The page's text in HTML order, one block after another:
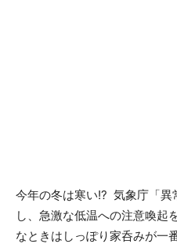
今年の冬は寒い!? 気象庁「
し、急激な低温への注意喚起
なときはしっぽり家呑みが一